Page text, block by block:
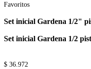
Favoritos
Set inicial Gardena 1/2"
Set inicial Gardena 1/2
$ 36.972